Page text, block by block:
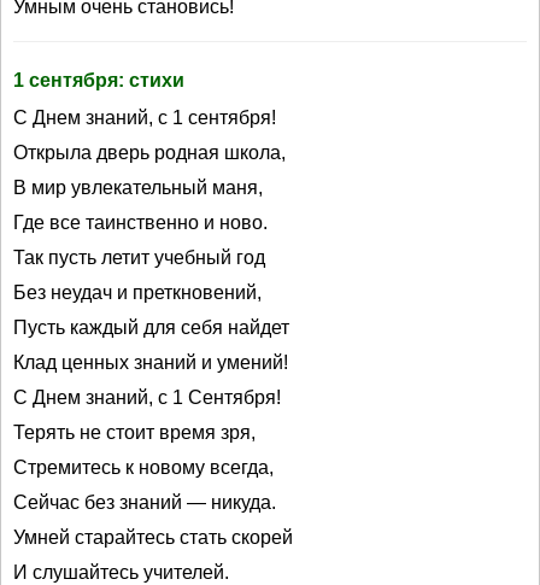
Умным очень становись!
1 сентября: стихи
С Днем знаний, с 1 сентября!
Открыла дверь родная школа,
В мир увлекательный маня,
Где все таинственно и ново.
Так пусть летит учебный год
Без неудач и преткновений,
Пусть каждый для себя найдет
Клад ценных знаний и умений!
С Днем знаний, с 1 Сентября!
Терять не стоит время зря,
Стремитесь к новому всегда,
Сейчас без знаний — никуда.
Умней старайтесь стать скорей
И слушайтесь учителей.